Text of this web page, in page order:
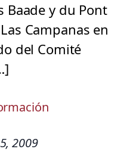
Baade y du Pont
Campanas en
del Comité
2009